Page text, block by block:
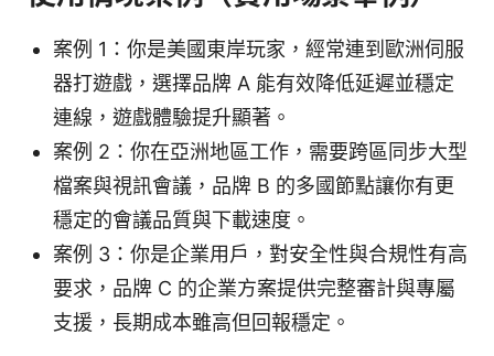
案例 1：你是美國東岸玩家，經常連到歐洲伺服
器打遊戲，選擇品牌 A 能有效降低延遲並穩定
連線，遊戲體驗提升顯著。
案例 2：你在亞洲地區工作，需要跨區同步大型
檔案與視訊會議，品牌 B 的多國節點讓你有更
穩定的會議品質與下載速度。
案例 3：你是企業用戶，對安全性與合規性有高
要求，品牌 C 的企業方案提供完整審計與專屬
支援，長期成本雖高但回報穩定。